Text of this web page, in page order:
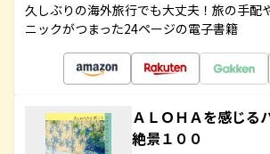
久しぶりの海外旅行でも大丈夫！旅の手配
ニックがつまった24ページの電子書籍
ＡＬＯＨＡを感じる
絶景１００